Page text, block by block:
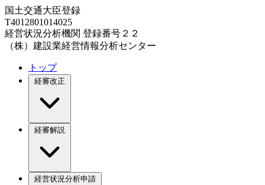
国土交通大臣登録
T4012801014025
経営状況分析機関 登録番号２２
（株）建設業経営情報分析センター
トップ
経審改正
経審解説
経営状況分析申請